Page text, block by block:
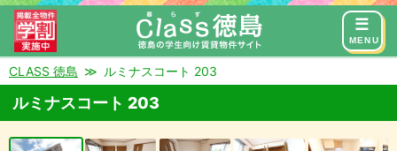
MENU
来店予約 お問い合わせ
CLASS 徳島 ルミナスコート 203
ルミナスコート 203